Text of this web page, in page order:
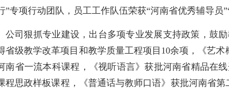
”专项行动团队，员工工作队伍荣获“河南省优秀辅导员
公司狠抓专业建设，出台多项专业发展支持政策，鼓
省级教学改革项目和教学质量工程项目10余项，《艺
南省一流本科课程，《视听语言》获批河南省精品在
程思政样板课程，《普通话与教师口语》获批河南省